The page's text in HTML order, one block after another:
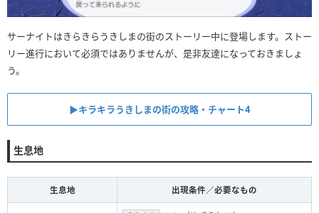
サーナイトはきらきらうきしまの街のストーリー中に登場します。ストー
リー進行において必須ではありませんが、是非友達になっておきましょ
う。
▶︎キラキラうきしまの街の攻略・チャート4
生息地
生息地 出現条件／必要なもの